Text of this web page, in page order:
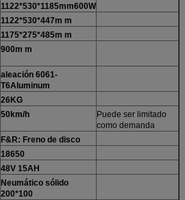
1122*530*1185mm600W
1122*530*447m m
1175*275*485m m
900m m
aleación 6061-
T6Aluminum
26KG
50km/h
Puede ser limitado
como demanda
F&R: Freno de disco
18650
48V 15AH
Neumático sólido
200*100